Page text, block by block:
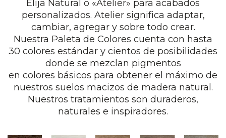
Elija Natural o «Atelier» para acabados
personalizados. Atelier significa adaptar,
cambiar, agregar y sobre todo crear.
Nuestra Paleta de Colores cuenta con hasta
30 colores estándar y cientos de posibilidades
donde se mezclan pigmentos
en colores básicos para obtener el máximo de
nuestros suelos macizos de madera natural.
Nuestros tratamientos son duraderos,
naturales e inspiradores.